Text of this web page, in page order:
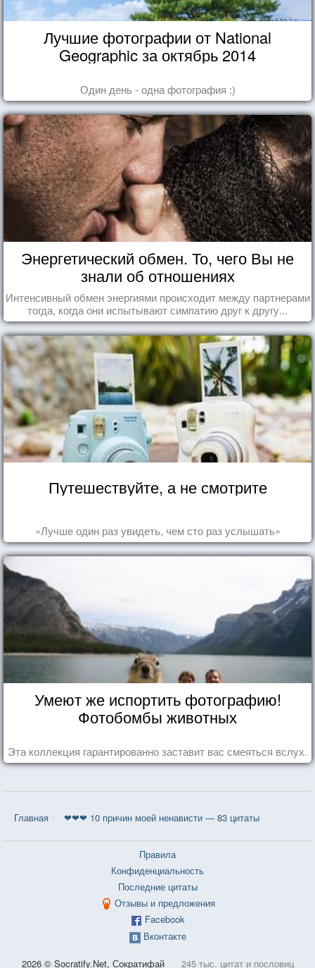
Лучшие фотографии от National
Geographic за октябрь 2014
Один день - одна фотография :)
Энергетический обмен. То, чего Вы не
знали об отношениях
Интенсивный обмен энергиями происходит между партнерами
тогда, когда они испытывают симпатию друг к другу...
Путешествуйте, а не смотрите
«Лучше один раз увидеть, чем сто раз услышать»
Умеют же испортить фотографию!
Фотобомбы животных
Эта коллекция гарантированно заставит вас смеяться вслух.
Главная ❤❤❤ 10 причин моей ненависти — 83 цитаты
Правила
Конфиденциальность
Последние цитаты
Отзывы и предложения
Facebook
Вконтакте
2026 © Socratify.Net, Сократифай 245 тыс. цитат и пословиц